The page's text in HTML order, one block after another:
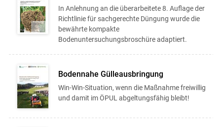
In Anlehnung an die überarbeitete 8. Auflage der
Richtlinie für sachgerechte Düngung wurde die
bewährte kompakte
Bodenuntersuchungsbroschüre adaptiert.
Bodennahe Gülleausbringung
Win-Win-Situation, wenn die Maßnahme freiwillig
und damit im ÖPUL abgeltungsfähig bleibt!